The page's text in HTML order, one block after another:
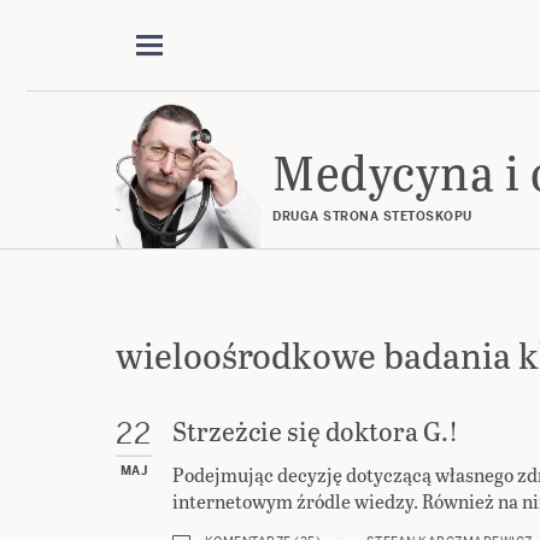
Medycyna i
DRUGA STRONA STETOSKOPU
wieloośrodkowe badania
22
MAJ
Strzeżcie się doktora G.!
Podejmując decyzję dotyczącą własnego
internetowym źródle wiedzy. Również na